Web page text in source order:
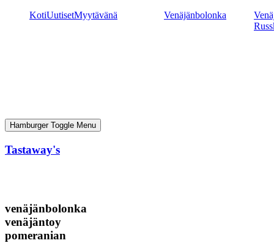
KotiUutisetMyytävänä Venäjänbolonka
Hamburger Toggle Menu
Tastaway's
venäjänbolonka
venäjäntoy
pomeranian